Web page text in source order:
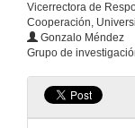
Vicerrectora de
Cooperación,
Gonzalo Méndez
Grupo de